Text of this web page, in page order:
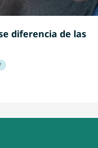
diferencia de las